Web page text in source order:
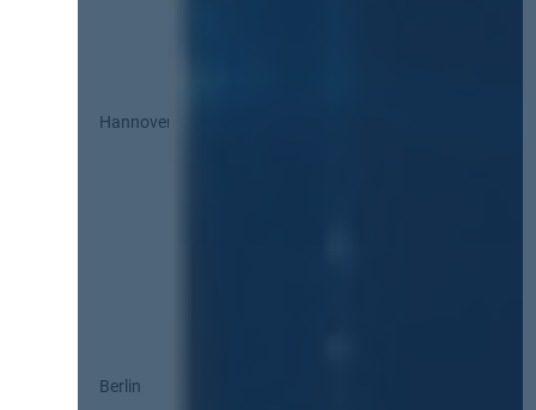
Hannover
Berlin